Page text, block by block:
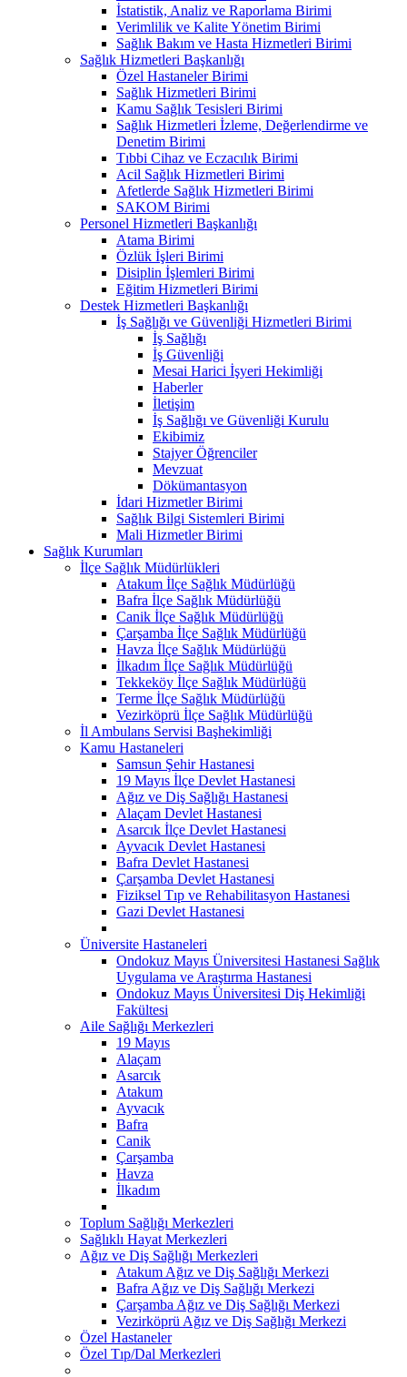
İstatistik, Analiz ve Raporlama Birimi
Verimlilik ve Kalite Yönetim Birimi
Sağlık Bakım ve Hasta Hizmetleri Birimi
Sağlık Hizmetleri Başkanlığı
Özel Hastaneler Birimi
Sağlık Hizmetleri Birimi
Kamu Sağlık Tesisleri Birimi
Sağlık Hizmetleri İzleme, Değerlendirme ve
Denetim Birimi
Tıbbi Cihaz ve Eczacılık Birimi
Acil Sağlık Hizmetleri Birimi
Afetlerde Sağlık Hizmetleri Birimi
SAKOM Birimi
Personel Hizmetleri Başkanlığı
Atama Birimi
Özlük İşleri Birimi
Disiplin İşlemleri Birimi
Eğitim Hizmetleri Birimi
Destek Hizmetleri Başkanlığı
İş Sağlığı ve Güvenliği Hizmetleri Birimi
İş Sağlığı
İş Güvenliği
Mesai Harici İşyeri Hekimliği
Haberler
İletişim
İş Sağlığı ve Güvenliği Kurulu
Ekibimiz
Stajyer Öğrenciler
Mevzuat
Dökümantasyon
İdari Hizmetler Birimi
Sağlık Bilgi Sistemleri Birimi
Mali Hizmetler Birimi
Sağlık Kurumları
İlçe Sağlık Müdürlükleri
Atakum İlçe Sağlık Müdürlüğü
Bafra İlçe Sağlık Müdürlüğü
Canik İlçe Sağlık Müdürlüğü
Çarşamba İlçe Sağlık Müdürlüğü
Havza İlçe Sağlık Müdürlüğü
İlkadım İlçe Sağlık Müdürlüğü
Tekkeköy İlçe Sağlık Müdürlüğü
Terme İlçe Sağlık Müdürlüğü
Vezirköprü İlçe Sağlık Müdürlüğü
İl Ambulans Servisi Başhekimliği
Kamu Hastaneleri
Samsun Şehir Hastanesi
19 Mayıs İlçe Devlet Hastanesi
Ağız ve Diş Sağlığı Hastanesi
Alaçam Devlet Hastanesi
Asarcık İlçe Devlet Hastanesi
Ayvacık Devlet Hastanesi
Bafra Devlet Hastanesi
Çarşamba Devlet Hastanesi
Fiziksel Tıp ve Rehabilitasyon Hastanesi
Gazi Devlet Hastanesi
Üniversite Hastaneleri
Ondokuz Mayıs Üniversitesi Hastanesi Sağlık
Uygulama ve Araştırma Hastanesi
Ondokuz Mayıs Üniversitesi Diş Hekimliği
Fakültesi
Aile Sağlığı Merkezleri
19 Mayıs
Alaçam
Asarcık
Atakum
Ayvacık
Bafra
Canik
Çarşamba
Havza
İlkadım
Toplum Sağlığı Merkezleri
Sağlıklı Hayat Merkezleri
Ağız ve Diş Sağlığı Merkezleri
Atakum Ağız ve Diş Sağlığı Merkezi
Bafra Ağız ve Diş Sağlığı Merkezi
Çarşamba Ağız ve Diş Sağlığı Merkezi
Vezirköprü Ağız ve Diş Sağlığı Merkezi
Özel Hastaneler
Özel Tıp/Dal Merkezleri